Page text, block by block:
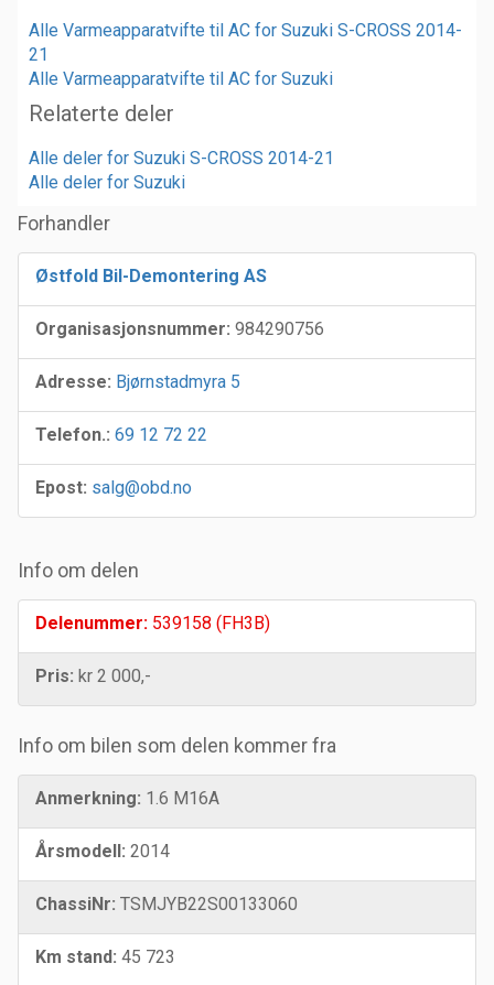
Alle Varmeapparatvifte til AC for Suzuki S-CROSS 2014-
21
Alle Varmeapparatvifte til AC for Suzuki
Relaterte deler
Alle deler for Suzuki S-CROSS 2014-21
Alle deler for Suzuki
Forhandler
Østfold Bil-Demontering AS
Organisasjonsnummer: 984290756
Adresse: Bjørnstadmyra 5
Telefon.: 69 12 72 22
Epost: salg@obd.no
Info om delen
Delenummer: 539158 (FH3B)
Pris: kr 2 000,-
Info om bilen som delen kommer fra
Anmerkning: 1.6 M16A
Årsmodell: 2014
ChassiNr: TSMJYB22S00133060
Km stand: 45 723